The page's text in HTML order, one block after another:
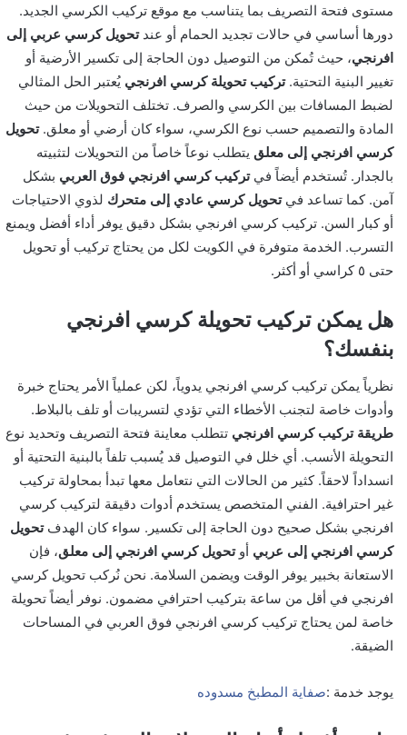
مستوى فتحة التصريف بما يتناسب مع موقع تركيب الكرسي الجديد.
دورها أساسي في حالات تجديد الحمام أو عندتحويل كرسي عربي إلى
افرنجي، حيث تُمكن من التوصيل دون الحاجة إلى تكسير الأرضية أو
تغيير البنية التحتية.تركيب تحويلة كرسي افرنجي يُعتبر الحل المثالي
لضبط المسافات بين الكرسي والصرف. تختلف التحويلات من حيث
المادة والتصميم حسب نوع الكرسي، سواء كان أرضي أو معلق.تحويل
كرسي افرنجي إلى معلق يتطلب نوعاً خاصاً من التحويلات لتثبيته
بالجدار. تُستخدم أيضاً فيتركيب كرسي افرنجي فوق العربي بشكل
آمن. كما تساعد فيتحويل كرسي عادي إلى متحرك لذوي الاحتياجات
أو كبار السن. تركيب كرسي افرنجي بشكل دقيق يوفر أداء أفضل ويمنع
التسرب. الخدمة متوفرة في الكويت لكل من يحتاج تركيب أو تحويل
حتى ٥ كراسي أو أكثر.
هل يمكن تركيب تحويلة كرسي افرنجي
بنفسك؟
نظرياً يمكن تركيب كرسي افرنجي يدوياً، لكن عملياً الأمر يحتاج خبرة
وأدوات خاصة لتجنب الأخطاء التي تؤدي لتسريبات أو تلف بالبلاط.
طريقة تركيب كرسي افرنجي تتطلب معاينة فتحة التصريف وتحديد نوع
التحويلة الأنسب. أي خلل في التوصيل قد يُسبب تلفاً بالبنية التحتية أو
انسداداً لاحقاً. كثير من الحالات التي نتعامل معها تبدأ بمحاولة تركيب
غير احترافية. الفني المتخصص يستخدم أدوات دقيقة لتركيب كرسي
افرنجي بشكل صحيح دون الحاجة إلى تكسير. سواء كان الهدفتحويل
كرسي افرنجي إلى عربي أوتحويل كرسي افرنجي إلى معلق، فإن
الاستعانة بخبير يوفر الوقت ويضمن السلامة. نحن نُركب تحويل كرسي
افرنجي في أقل من ساعة بتركيب احترافي مضمون. نوفر أيضاً تحويلة
خاصة لمن يحتاج تركيب كرسي افرنجي فوق العربي في المساحات
الضيقة.
یوجد خدمة :صفاية المطبخ مسدوده